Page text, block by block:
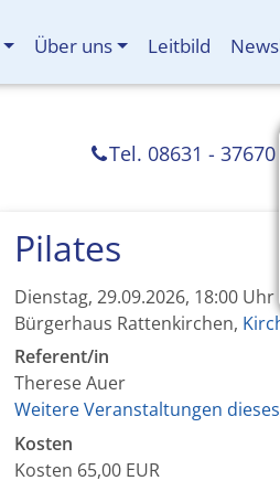
Über uns Leitbild
Tel. 08631 - 37670
Pilates
Dienstag, 29.09.2026, 18:00 Uhr
Bürgerhaus Rattenkirchen,
Referent/in
Therese Auer
Weitere Veranstaltungen
Kosten
Kosten 65,00 EUR